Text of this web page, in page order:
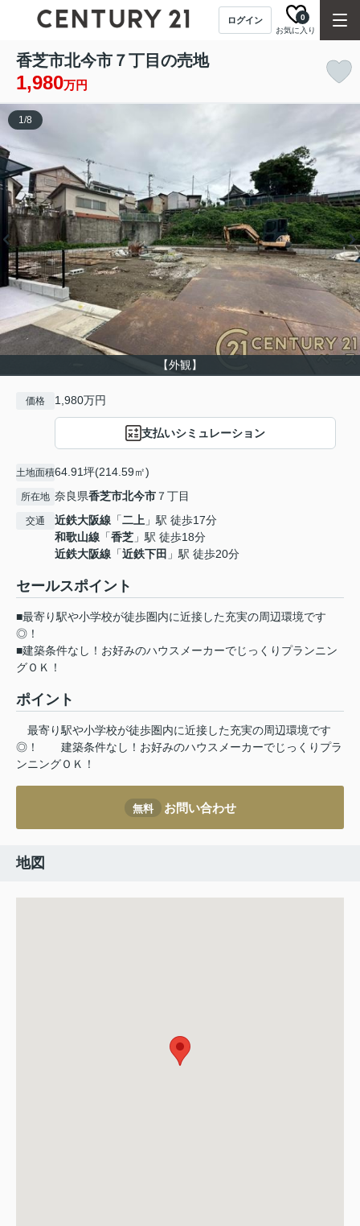
ログイン
お気に入り
0
香芝市北今市７丁目の売地
1,980万円
【外観】
1/8
価格 1,980万円
支払いシミュレーション
土地面積64.91坪(214.59㎡)
所在地 奈良県香芝市北今市 ７丁目
交通 近鉄大阪線 「二上 」駅 徒歩17分
和歌山線 「香芝 」駅 徒歩18分
近鉄大阪線 「近鉄下田 」駅 徒歩20分
セールスポイント
■最寄り駅や小学校が徒歩圏内に近接した充実の周辺環境です
◎！
■建築条件なし！お好みのハウスメーカーでじっくりプランニン
グＯＫ！
ポイント
最寄り駅や小学校が徒歩圏内に近接した充実の周辺環境です
◎！
建築条件なし！お好みのハウスメーカーでじっくりプラ
ンニングＯＫ！
無料 お問い合わせ
地図